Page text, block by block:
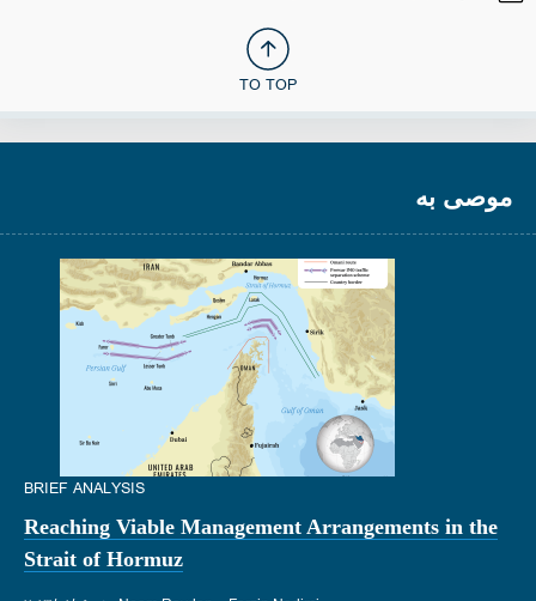
TO TOP
موصى به
BRIEF ANALYSIS
Reaching Viable Management Arrangements in the
Strait of Hormuz